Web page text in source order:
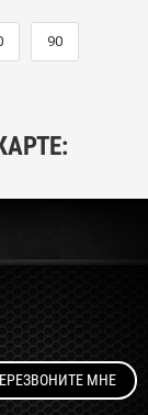
90
МНЕ